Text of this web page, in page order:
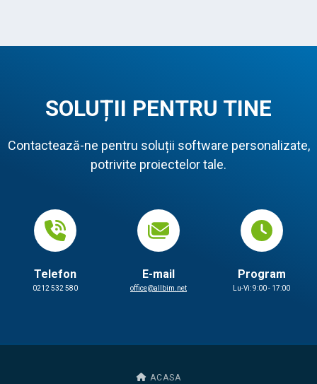
SOLUȚII PENTRU TINE
Contactează-ne pentru soluții software personalizate,
potrivite proiectelor tale.
Telefon
0212 532 580
E-mail
office@allbim.net
Program
Lu-Vi: 9:00 - 17:00
ACASA